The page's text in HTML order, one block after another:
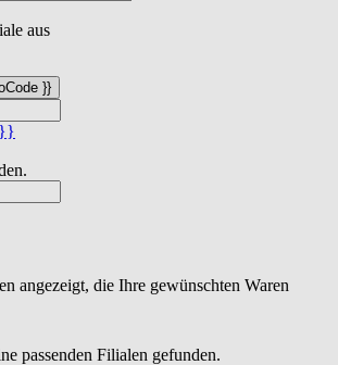
aus
}}
}}
angezeigt, die Ihre gewünschten Waren
passenden Filialen gefunden.